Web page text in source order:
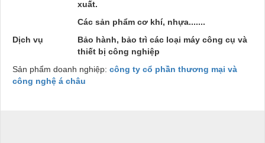
xuất.
Các sản phẩm cơ khí, nhựa.......
Dịch vụ
Bảo hành, bảo trì các loại máy công cụ và
thiết bị công nghiệp
Sản phẩm doanh nghiệp: công ty cổ phần thương mại và
công nghệ á châu